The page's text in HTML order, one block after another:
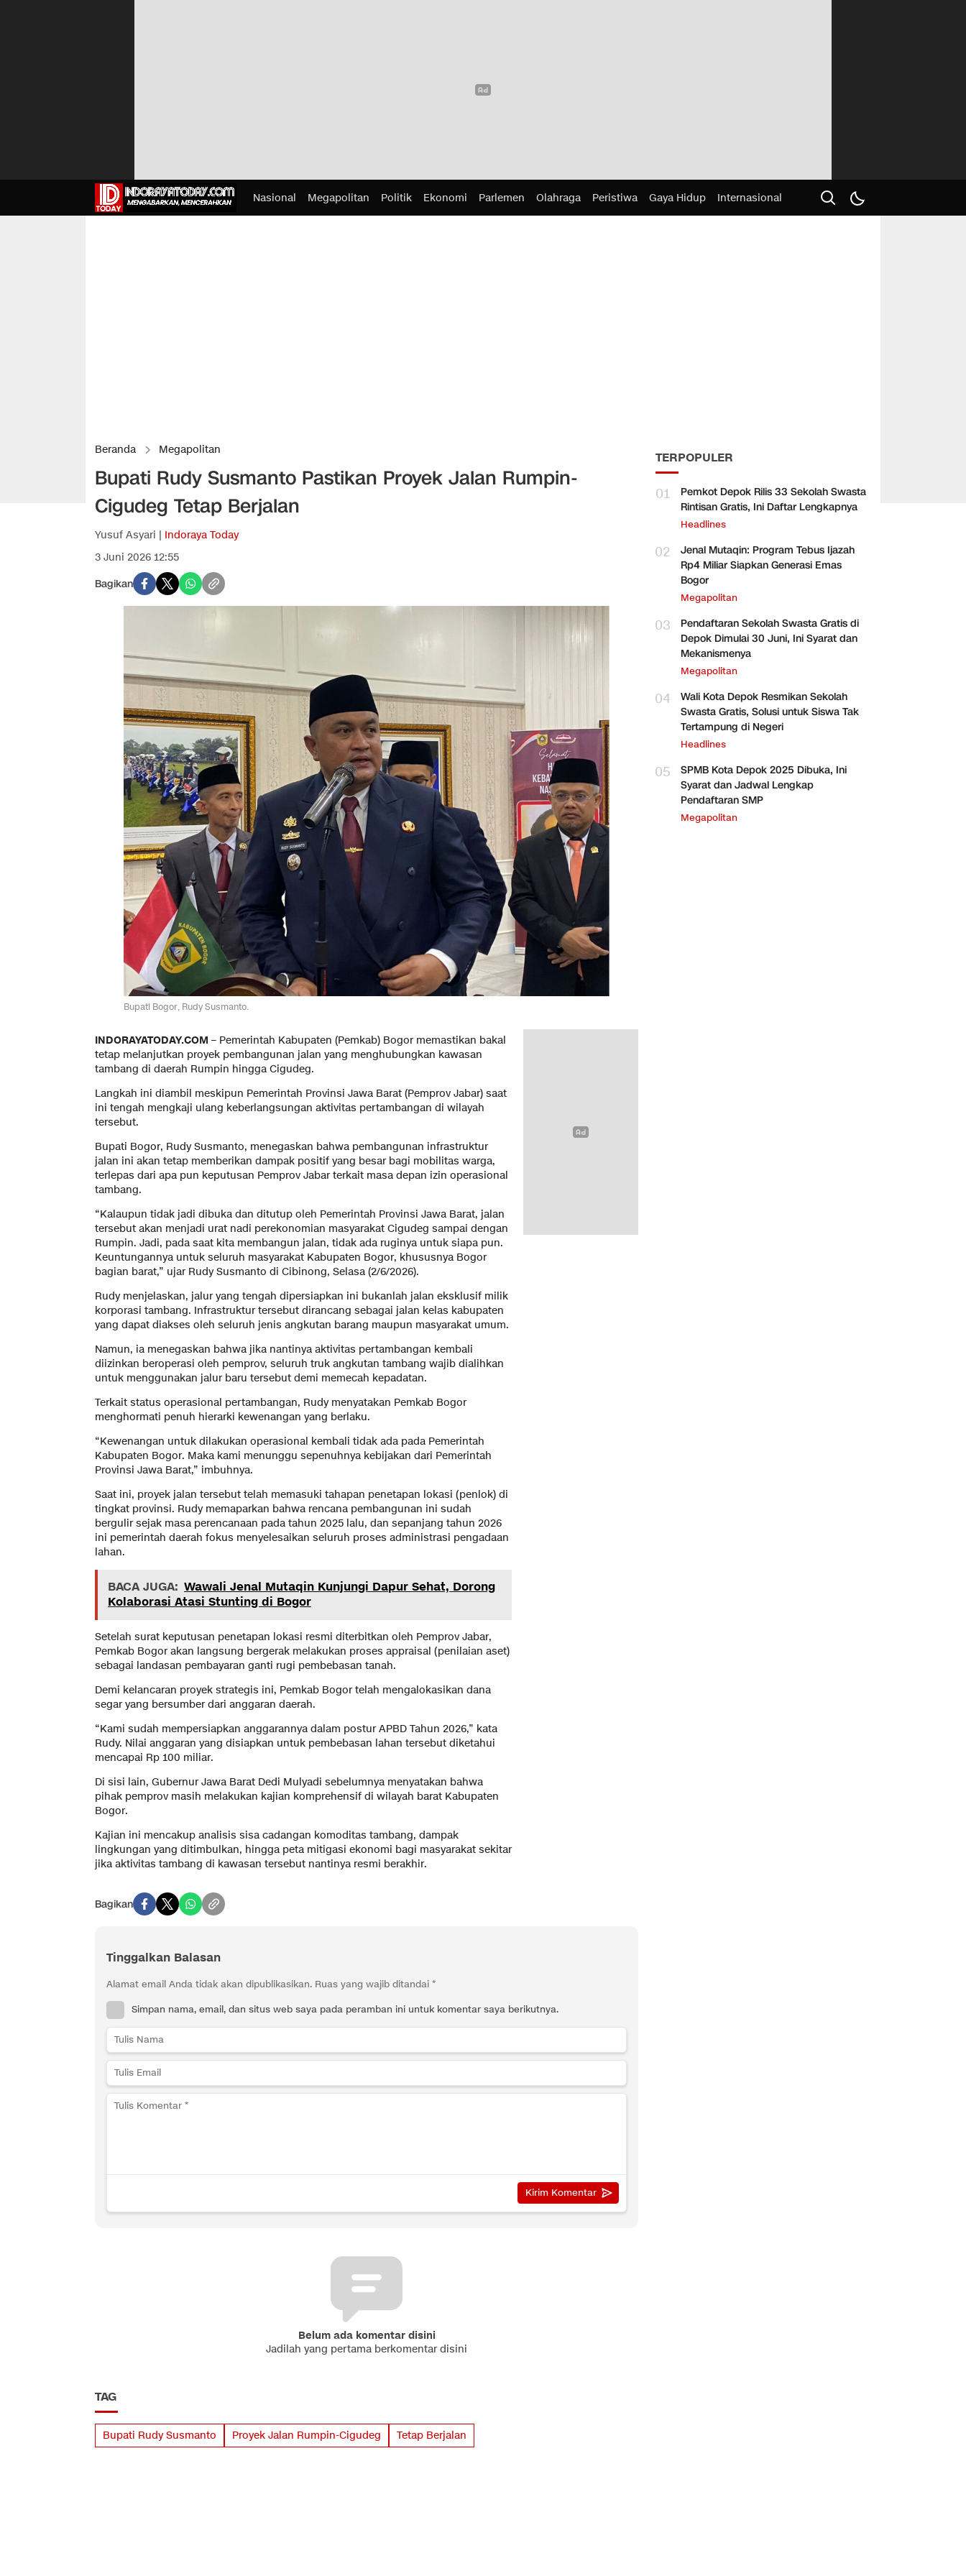
Nasional Megapolitan Politik Ekonomi Parlemen Olahraga Peristiwa Gaya Hidup Internasional
Beranda Megapolitan
Bupati Rudy Susmanto Pastikan Proyek Jalan Rumpin-
Cigudeg Tetap Berjalan
Yusuf Asyari | Indoraya Today
3 Juni 2026 12:55
Bagikan
Bupati Bogor, Rudy Susmanto.
INDORAYATODAY.COM – Pemerintah Kabupaten (Pemkab) Bogor memastikan bakal
tetap melanjutkan proyek pembangunan jalan yang menghubungkan kawasan
tambang di daerah Rumpin hingga Cigudeg.
Langkah ini diambil meskipun Pemerintah Provinsi Jawa Barat (Pemprov Jabar) saat
ini tengah mengkaji ulang keberlangsungan aktivitas pertambangan di wilayah
tersebut.
Bupati Bogor, Rudy Susmanto, menegaskan bahwa pembangunan infrastruktur
jalan ini akan tetap memberikan dampak positif yang besar bagi mobilitas warga,
terlepas dari apa pun keputusan Pemprov Jabar terkait masa depan izin operasional
tambang.
“Kalaupun tidak jadi dibuka dan ditutup oleh Pemerintah Provinsi Jawa Barat, jalan
tersebut akan menjadi urat nadi perekonomian masyarakat Cigudeg sampai dengan
Rumpin. Jadi, pada saat kita membangun jalan, tidak ada ruginya untuk siapa pun.
Keuntungannya untuk seluruh masyarakat Kabupaten Bogor, khususnya Bogor
bagian barat,” ujar Rudy Susmanto di Cibinong, Selasa (2/6/2026).
Rudy menjelaskan, jalur yang tengah dipersiapkan ini bukanlah jalan eksklusif milik
korporasi tambang. Infrastruktur tersebut dirancang sebagai jalan kelas kabupaten
yang dapat diakses oleh seluruh jenis angkutan barang maupun masyarakat umum.
Namun, ia menegaskan bahwa jika nantinya aktivitas pertambangan kembali
diizinkan beroperasi oleh pemprov, seluruh truk angkutan tambang wajib dialihkan
untuk menggunakan jalur baru tersebut demi memecah kepadatan.
Terkait status operasional pertambangan, Rudy menyatakan Pemkab Bogor
menghormati penuh hierarki kewenangan yang berlaku.
“Kewenangan untuk dilakukan operasional kembali tidak ada pada Pemerintah
Kabupaten Bogor. Maka kami menunggu sepenuhnya kebijakan dari Pemerintah
Provinsi Jawa Barat,” imbuhnya.
Saat ini, proyek jalan tersebut telah memasuki tahapan penetapan lokasi (penlok) di
tingkat provinsi. Rudy memaparkan bahwa rencana pembangunan ini sudah
bergulir sejak masa perencanaan pada tahun 2025 lalu, dan sepanjang tahun 2026
ini pemerintah daerah fokus menyelesaikan seluruh proses administrasi pengadaan
lahan.
BACA JUGA: Wawali Jenal Mutaqin Kunjungi Dapur Sehat, Dorong
Kolaborasi Atasi Stunting di Bogor
Setelah surat keputusan penetapan lokasi resmi diterbitkan oleh Pemprov Jabar,
Pemkab Bogor akan langsung bergerak melakukan proses appraisal (penilaian aset)
sebagai landasan pembayaran ganti rugi pembebasan tanah.
Demi kelancaran proyek strategis ini, Pemkab Bogor telah mengalokasikan dana
segar yang bersumber dari anggaran daerah.
“Kami sudah mempersiapkan anggarannya dalam postur APBD Tahun 2026,” kata
Rudy. Nilai anggaran yang disiapkan untuk pembebasan lahan tersebut diketahui
mencapai Rp 100 miliar.
Di sisi lain, Gubernur Jawa Barat Dedi Mulyadi sebelumnya menyatakan bahwa
pihak pemprov masih melakukan kajian komprehensif di wilayah barat Kabupaten
Bogor.
Kajian ini mencakup analisis sisa cadangan komoditas tambang, dampak
lingkungan yang ditimbulkan, hingga peta mitigasi ekonomi bagi masyarakat sekitar
jika aktivitas tambang di kawasan tersebut nantinya resmi berakhir.
Bagikan
Tinggalkan Balasan
Alamat email Anda tidak akan dipublikasikan. Ruas yang wajib ditandai *
Simpan nama, email, dan situs web saya pada peramban ini untuk komentar saya berikutnya.
Belum ada komentar disini
Jadilah yang pertama berkomentar disini
TAG
Bupati Rudy Susmanto Proyek Jalan Rumpin-Cigudeg Tetap Berjalan
TERPOPULER
01
Pemkot Depok Rilis 33 Sekolah Swasta
Rintisan Gratis, Ini Daftar Lengkapnya
Headlines
02
Jenal Mutaqin: Program Tebus Ijazah
Rp4 Miliar Siapkan Generasi Emas
Bogor
Megapolitan
03
Pendaftaran Sekolah Swasta Gratis di
Depok Dimulai 30 Juni, Ini Syarat dan
Mekanismenya
Megapolitan
04
Wali Kota Depok Resmikan Sekolah
Swasta Gratis, Solusi untuk Siswa Tak
Tertampung di Negeri
Headlines
05
SPMB Kota Depok 2025 Dibuka, Ini
Syarat dan Jadwal Lengkap
Pendaftaran SMP
Megapolitan